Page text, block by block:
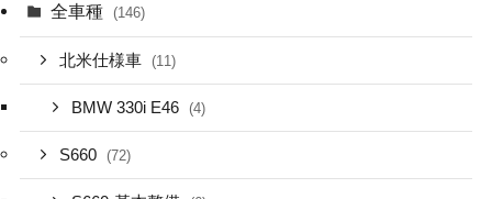
全車種 (146)
北米仕様車 (11)
BMW 330i E46 (4)
S660 (72)